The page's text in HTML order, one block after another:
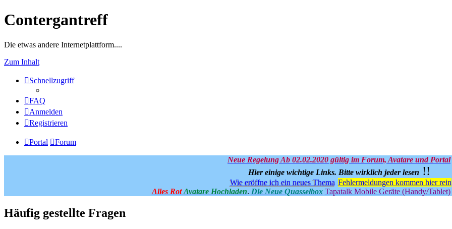
Contergantreff
Die etwas andere Internetplattform....
Zum Inhalt
Schnellzugriff
FAQ
Anmelden
Registrieren
Portal Forum
Neue Regelung Ab 02.02.2020 gültig im Forum, Avatare und Portal
Hier einige wichtige Links. Bitte wirklich jeder lesen !!
Wie eröffne ich ein neues Thema Fehlermeldungen kommen hier rein
Alles Rot Avatare Hochladen. Die Neue Quasselbox Tapatalk Mobile Geräte (Handy/Tablet)
Häufig gestellte Fragen